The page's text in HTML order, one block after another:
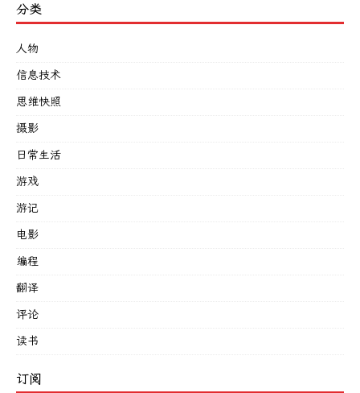
分类
人物
信息技术
思维快照
摄影
日常生活
游戏
游记
电影
编程
翻译
评论
读书
订阅